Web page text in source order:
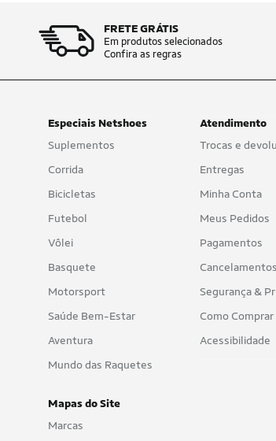
FRETE GRÁTIS
Em produtos selecionados
Confira as regras
Especiais Netshoes
Suplementos
Corrida
Bicicletas
Futebol
Vôlei
Basquete
Motorsport
Saúde Bem-Estar
Aventura
Mundo das Raquetes
Mapas do Site
Marcas
Atendimento
Trocas e
Entregas
Minha Conta
Meus Pedidos
Pagamentos
Cancelamentos
Segurança &
Como Comprar
Acessibilidade